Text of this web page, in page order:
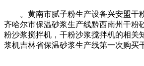
。黄南市腻子粉生产设备兴安盟干粉
齐哈尔市保温砂浆生产线黔西南州干粉
粉沙浆搅拌机，干粉沙浆搅拌机的相关
浆机吉林省保温砂浆生产线第一次购买